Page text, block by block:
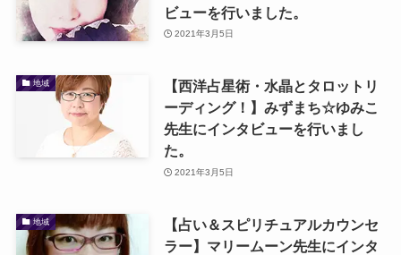
ビューを行いました。
2021年3月5日
地域
【西洋占星術・水晶とタロットリ
ーディング！】みずまち☆ゆみこ
先生にインタビューを行いまし
た。
2021年3月5日
地域
【占い＆スピリチュアルカウンセ
ラー】マリームーン先生にインタ